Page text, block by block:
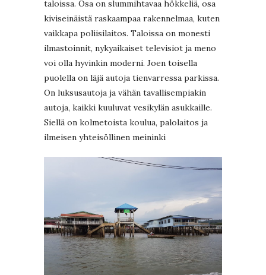
taloissa. Osa on slummihtavaa hökkeliä, osa
kiviseinäistä raskaampaa rakennelmaa, kuten
vaikkapa poliisilaitos. Taloissa on monesti
ilmastoinnit, nykyaikaiset televisiot ja meno
voi olla hyvinkin moderni. Joen toisella
puolella on läjä autoja tienvarressa parkissa.
On luksusautoja ja vähän tavallisempiakin
autoja, kaikki kuuluvat vesikylän asukkaille.
Siellä on kolmetoista koulua, palolaitos ja
ilmeisen yhteisöllinen meininki